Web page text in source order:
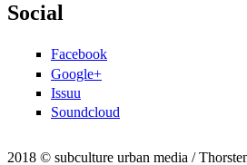
Social
Facebook
Google+
Issuu
Soundcloud
2018 © subculture urban media /